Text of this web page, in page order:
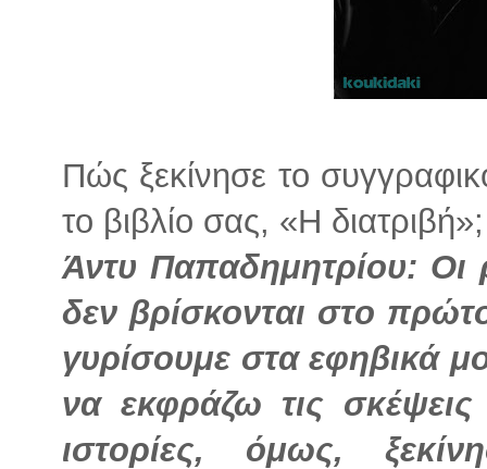
Πώς ξεκίνησε το
το βιβλίο σας, «Η διατριβή»;
Άντυ Παπαδημητρίου: Οι
δεν βρίσκονται στο
γυρίσουμε στα εφηβικά
να εκφράζω τις
ιστορίες, όμως,